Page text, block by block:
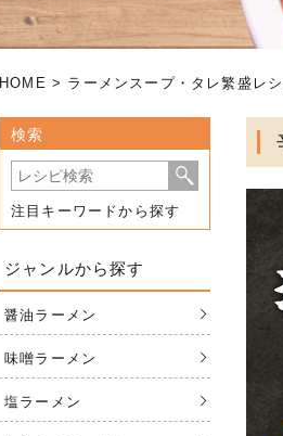
HOME > ラーメンスープ・タレ繁盛レ
検索
注目キーワードから探す
ジャンルから探す
醤油ラーメン
味噌ラーメン
塩ラーメン